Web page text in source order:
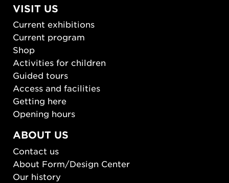
VISIT US
Current exhibitions
Current program
Shop
Activities for children
Guided tours
Access and facilities
Getting here
Opening hours
ABOUT US
Contact us
About Form/Design Center
Our history